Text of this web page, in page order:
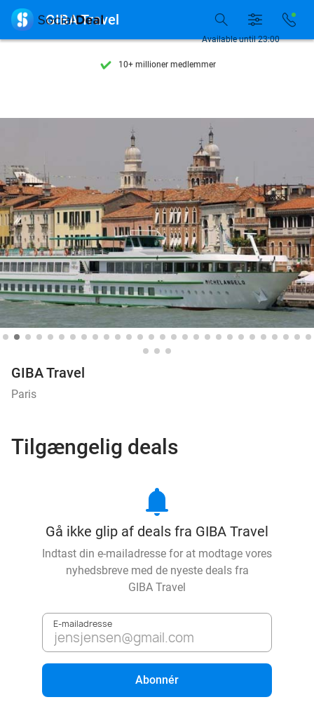
Tilgængelig 7 dage om ugen
10+ millioner medlemmer
Tilgængelig 7 dage om ugen
10+ millioner medlemmer
Available until 23:00
 GIBA Travel
GIBA Travel
Paris
Tilgængelig deals
notifications
Gå ikke glip af deals fra GIBA Travel
Indtast din e-mailadresse for at modtage vores
nyhedsbreve med de nyeste deals fra
GIBA Travel
E-mailadresse
Abonnér